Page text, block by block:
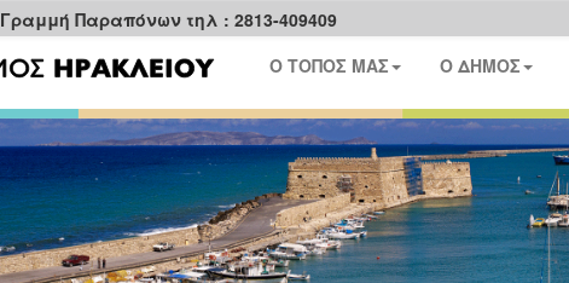
Γραμμή Παραπόνων τηλ : 2813-409409
Ο ΤΟΠΟΣ ΜΑΣ Ο ΔΗΜΟΣ